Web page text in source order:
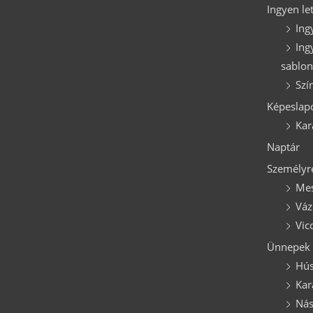
Ingyen
Naptár
Ünnepek